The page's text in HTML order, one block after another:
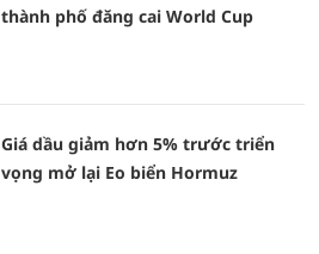
thành phố đăng cai World Cup
Giá dầu giảm hơn 5% trước triển
vọng mở lại Eo biển Hormuz